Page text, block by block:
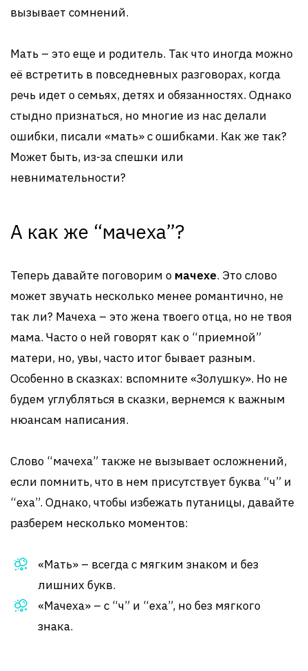
вызывает сомнений.
Мать – это еще и родитель. Так что иногда можно
её встретить в повседневных разговорах, когда
речь идет о семьях, детях и обязанностях. Однако
стыдно признаться, но многие из нас делали
ошибки, писали «мать» с ошибками. Как же так?
Может быть, из-за спешки или
невнимательности?
А как же “мачеха”?
Теперь давайте поговорим о мачехе. Это слово
может звучать несколько менее романтично, не
так ли? Мачеха – это жена твоего отца, но не твоя
мама. Часто о ней говорят как о “приемной”
матери, но, увы, часто итог бывает разным.
Особенно в сказках: вспомните «Золушку». Но не
будем углубляться в сказки, вернемся к важным
нюансам написания.
Слово “мачеха” также не вызывает осложнений,
если помнить, что в нем присутствует буква “ч” и
“еха”. Однако, чтобы избежать путаницы, давайте
разберем несколько моментов:
«Мать» – всегда с мягким знаком и без
лишних букв.
«Мачеха» – с “ч” и “еха”, но без мягкого
знака.